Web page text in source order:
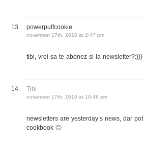
powerpuffcookie
november 17th, 2010 at 2:47 pm
tibi, vrei sa te abonez si la newsletter?:)))
Tibi
november 17th, 2010 at 10:46 pm
newsletters are yesterday’s news, dar
cookbook 🙂